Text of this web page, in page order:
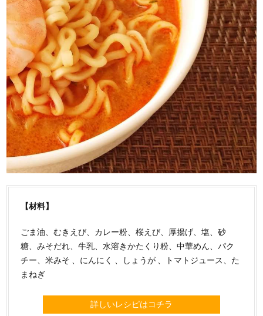
【材料】
ごま油、むきえび、カレー粉、桜えび、厚揚げ、塩、砂
糖、みそだれ、牛乳、水溶きかたくり粉、中華めん、パク
チー、米みそ 、にんにく 、しょうが 、トマトジュース、た
まねぎ
詳しいレシピはコチラ